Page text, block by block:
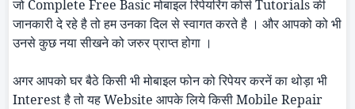
जो Complete Free Basicमोबाइल रिपेयरिंग कोर्सTutorialsकी
जानकारी दे रहे है तो हम उनका दिल से स्वागत करते है । और आपको को भी
उनसे कुछ नया सीखने को जरुर प्राप्त होगा ।
अगर आपको घर बैठे किसी भी मोबाइल फोन को रिपेयर करनें का थोड़ा भी
Interestहै तो यहWebsite आपके लिये किसीMobile Repair